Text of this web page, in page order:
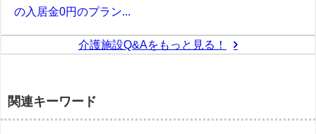
の入居金0円のプラン...
介護施設Q&Aをもっと見る！
関連キーワード